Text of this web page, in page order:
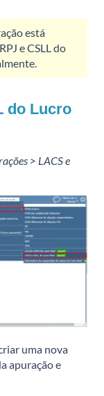
está
e CSLL do
do Lucro
> LACS e
uma nova
apuração e